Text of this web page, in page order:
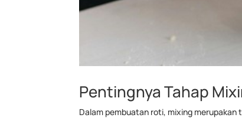
Pentingnya Tahap
Dalam pembuatan roti, mixing